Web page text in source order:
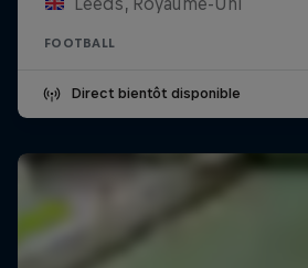
FOOTBALL
Direct bientôt disponible